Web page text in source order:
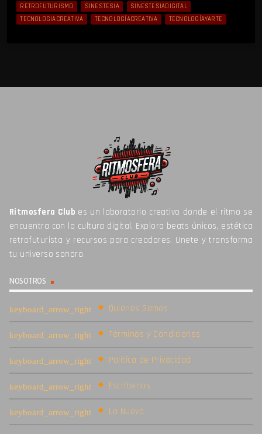
RETROFUTURISMO
SINESTESIA
SINESTESIADIGITAL
TECNOLOGIACREATIVA
TECNOLOGÍACREATIVA TECNOLOGÍAYARTE
Ritmosfera Club es un laboratorio creativo donde el ritmo se
encuentra con la cultura digital. Explora beats únicos, estética
retrofuturista y recursos para creadores. Unete y transforma
tu universo sonoro.
NOSOTROS
Quiénes Somos
Términos y Condiciones
Política de Privacidad
Escríbenos
Lo Nuevo